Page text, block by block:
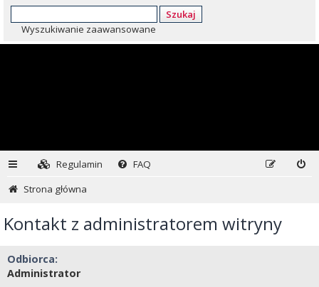
Szukaj
Wyszukiwanie zaawansowane
Regulamin
FAQ
Strona główna
Kontakt z administratorem witryny
Odbiorca:
Administrator